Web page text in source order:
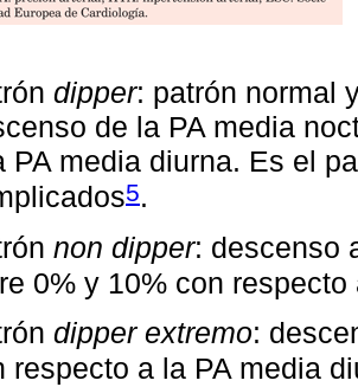
dipper: patrón normal
de la PA media
PA media diurna. Es el
5.
non dipper: descenso
0% y 10% con
dipper extremo:
respecto a la PA media